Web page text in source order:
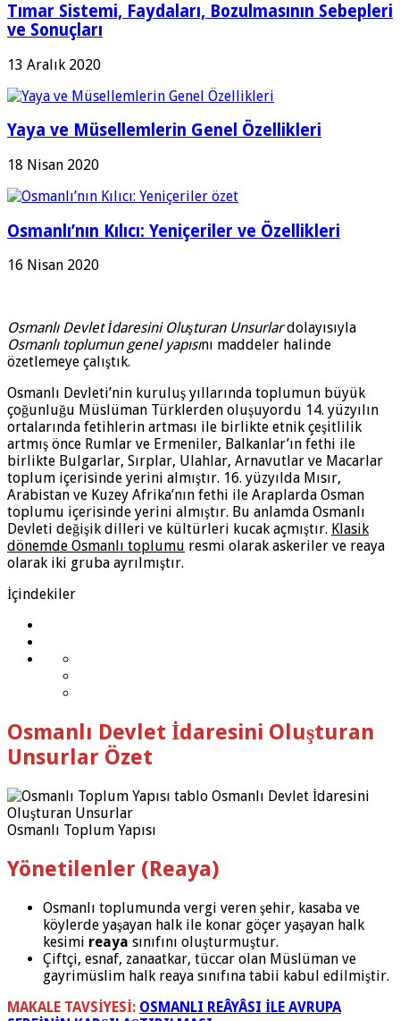
Tımar Sistemi, Faydaları, Bozulmasının Sebepleri
ve Sonuçları
13 Aralık 2020
Yaya ve Müsellemlerin Genel Özellikleri
18 Nisan 2020
Osmanlı’nın Kılıcı: Yeniçeriler ve Özellikleri
16 Nisan 2020
Osmanlı Devlet İdaresini Oluşturan Unsurlardolayısıyla
Osmanlı toplumun genel yapısını maddeler halinde
özetlemeye çalıştık.
Osmanlı Devleti’nin kuruluş yıllarında toplumun büyük
çoğunluğu Müslüman Türklerden oluşuyordu 14. yüzyılın
ortalarında fetihlerin artması ile birlikte etnik çeşitlilik
artmış önce Rumlar ve Ermeniler, Balkanlar’ın fethi ile
birlikte Bulgarlar, Sırplar, Ulahlar, Arnavutlar ve Macarlar
toplum içerisinde yerini almıştır. 16. yüzyılda Mısır,
Arabistan ve Kuzey Afrika’nın fethi ile Araplarda Osman
toplumu içerisinde yerini almıştır. Bu anlamda Osmanlı
Devleti değişik dilleri ve kültürleri kucak açmıştır. Klasik
dönemde Osmanlı toplumu resmi olarak askeriler ve reaya
olarak iki gruba ayrılmıştır.
İçindekiler
Osmanlı Devlet İdaresini Oluşturan
Unsurlar Özet
Osmanlı Toplum Yapısı
Yönetilenler (Reaya)
Osmanlı toplumunda vergi veren şehir, kasaba ve
köylerde yaşayan halk ile konar göçer yaşayan halk
kesimi reaya sınıfını oluşturmuştur.
Çiftçi, esnaf, zanaatkar, tüccar olan Müslüman ve
gayrimüslim halk reaya sınıfına tabii kabul edilmiştir.
MAKALE TAVSİYESİ: OSMANLI REÂYÂSI İLE AVRUPA